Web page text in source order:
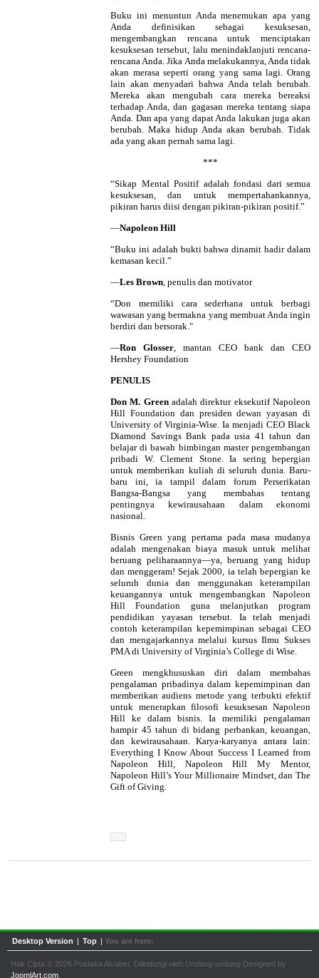
Buku ini menuntun Anda menemukan apa yang
Anda definisikan sebagai kesuksesan,
mengembangkan rencana untuk menciptakan
kesuksesan tersebut, lalu menindaklanjuti rencana-
rencana Anda. Jika Anda melakukannya, Anda tidak
akan merasa seperti orang yang sama lagi. Orang
lain akan menyadari bahwa Anda telah berubah.
Mereka akan mengubah cara mereka bereaksi
terhadap Anda, dan gagasan mereka tentang siapa
Anda. Dan apa yang dapat Anda lakukan juga akan
berubah. Maka hidup Anda akan berubah. Tidak
ada yang akan pernah sama lagi.
***
“Sikap Mental Positif adalah fondasi dari semua
kesuksesan, dan untuk mempertahankannya,
pikiran harus diisi dengan pikiran-pikiran positif.”
—Napoleon Hill
“Buku ini adalah bukti bahwa dinamit hadir dalam
kemasan kecil.”
—Les Brown, penulis dan motivator
“Don memiliki cara sederhana untuk berbagi
wawasan yang bermakna yang membuat Anda ingin
berdiri dan bersorak."
—Ron Glosser, mantan CEO bank dan CEO
Hershey Foundation
PENULIS
Don M. Greenadalah direktur eksekutif Napoleon
Hill Foundation dan presiden dewan yayasan di
University of Virginia-Wise. Ia menjadi CEO Black
Diamond Savings Bank pada usia 41 tahun dan
belajar di bawah bimbingan master pengembangan
pribadi W. Clement Stone. Ia sering bepergian
untuk memberikan kuliah di seluruh dunia. Baru-
baru ini, ia tampil dalam forum Perserikatan
Bangsa-Bangsa yang membahas tentang
pentingnya kewirausahaan dalam ekonomi
nasional.
Bisnis Green yang pertama pada masa mudanya
adalah mengenakan biaya masuk untuk melihat
beruang peliharaannya—ya, beruang yang hidup
dan menggeram! Sejak 2000, ia telah bepergian ke
seluruh dunia dan menggunakan keterampilan
keuangannya untuk mengembangkan Napoleon
Hill Foundation guna melanjutkan program
pendidikan yayasan tersebut. Ia telah menjadi
contoh keterampilan kepemimpinan sebagai CEO
dan mengajarkannya melalui kursus Ilmu Sukses
PMA di University of Virginia’s College di Wise.
Green mengkhususkan diri dalam membahas
pengalaman pribadinya dalam kepemimpinan dan
memberikan audiens metode yang terbukti efektif
untuk menerapkan filosofi kesuksesan Napoleon
Hill ke dalam bisnis. Ia memiliki pengalaman
hampir 45 tahun di bidang perbankan, keuangan,
dan kewirausahaan. Karya-karyanya antara lain:
Everything I Know About Success I Learned from
Napoleon Hill, Napoleon Hill My Mentor,
Napoleon Hill’s Your Millionaire Mindset, dan The
Gift of Giving.
Desktop Version | Top | You are here:
Hak Cipta © 2026 Pustaka Alvabet. Dilindungi oleh Undang-undang Designed by
JoomlArt.com